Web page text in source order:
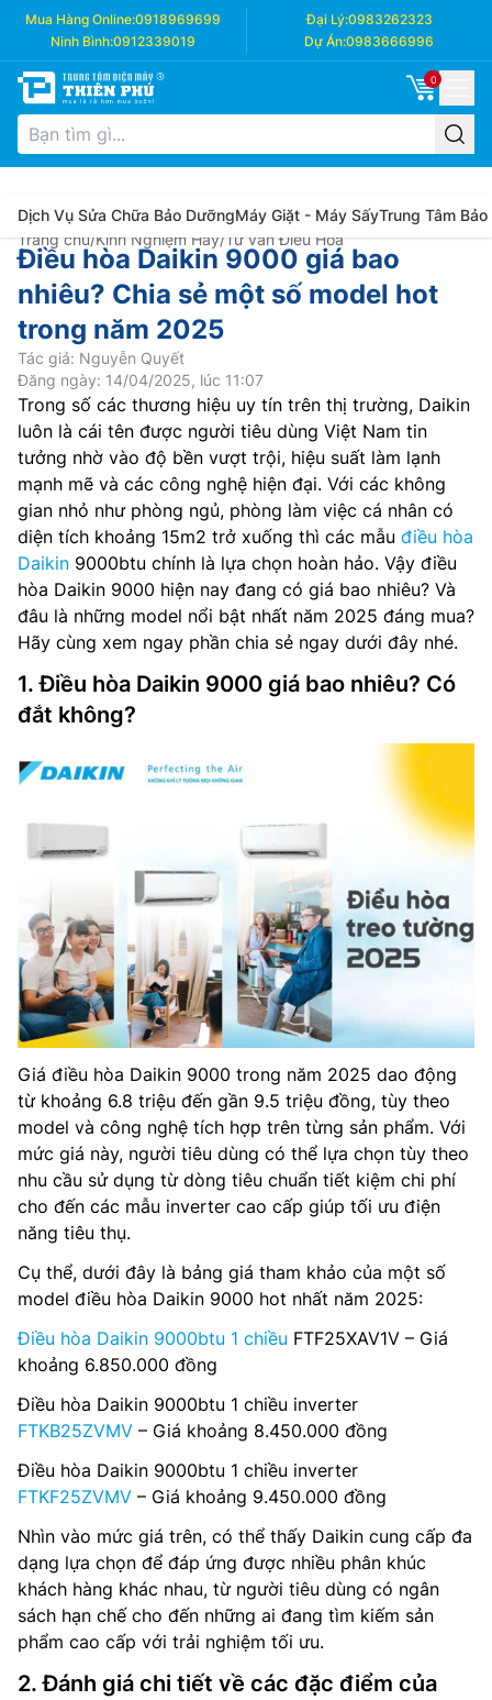
Mua Hàng Online:0918969699 Đại Lý:0983262323
Ninh Bình:0912339019 Dự Án:0983666996
0
Dịch Vụ Sửa Chữa Bảo DưỡngMáy Giặt - Máy SấyTrung Tâm Bảo
Trang chủ/Kinh Nghiệm Hay/Tư vấn Điều Hòa
Điều hòa Daikin 9000 giá bao
nhiêu? Chia sẻ một số model hot
trong năm 2025
Tác giả: Nguyễn Quyết
Đăng ngày: 14/04/2025, lúc 11:07
Trong số các thương hiệu uy tín trên thị trường, Daikin
luôn là cái tên được người tiêu dùng Việt Nam tin
tưởng nhờ vào độ bền vượt trội, hiệu suất làm lạnh
mạnh mẽ và các công nghệ hiện đại. Với các không
gian nhỏ như phòng ngủ, phòng làm việc cá nhân có
diện tích khoảng 15m2 trở xuống thì các mẫu điều hòa
Daikin 9000btu chính là lựa chọn hoàn hảo. Vậy điều
hòa Daikin 9000 hiện nay đang có giá bao nhiêu? Và
đâu là những model nổi bật nhất năm 2025 đáng mua?
Hãy cùng xem ngay phần chia sẻ ngay dưới đây nhé.
1. Điều hòa Daikin 9000 giá bao nhiêu? Có
đắt không?
Giá điều hòa Daikin 9000 trong năm 2025 dao động
từ khoảng 6.8 triệu đến gần 9.5 triệu đồng, tùy theo
model và công nghệ tích hợp trên từng sản phẩm. Với
mức giá này, người tiêu dùng có thể lựa chọn tùy theo
nhu cầu sử dụng từ dòng tiêu chuẩn tiết kiệm chi phí
cho đến các mẫu inverter cao cấp giúp tối ưu điện
năng tiêu thụ.
Cụ thể, dưới đây là bảng giá tham khảo của một số
model điều hòa Daikin 9000 hot nhất năm 2025:
Điều hòa Daikin 9000btu 1 chiều FTF25XAV1V – Giá
khoảng 6.850.000 đồng
Điều hòa Daikin 9000btu 1 chiều inverter
FTKB25ZVMV – Giá khoảng 8.450.000 đồng
Điều hòa Daikin 9000btu 1 chiều inverter
FTKF25ZVMV – Giá khoảng 9.450.000 đồng
Nhìn vào mức giá trên, có thể thấy Daikin cung cấp đa
dạng lựa chọn để đáp ứng được nhiều phân khúc
khách hàng khác nhau, từ người tiêu dùng có ngân
sách hạn chế cho đến những ai đang tìm kiếm sản
phẩm cao cấp với trải nghiệm tối ưu.
2. Đánh giá chi tiết về các đặc điểm của